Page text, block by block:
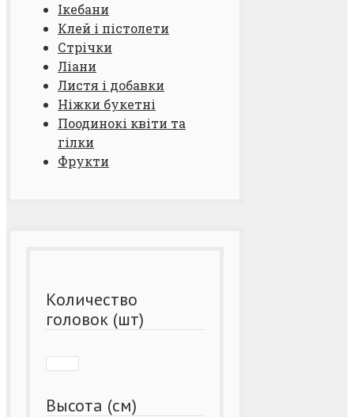
Ікебани
Клей і пістолети
Стрічки
Ліани
Листя і добавки
Ніжки букетні
Поодинокі квіти та
гілки
Фрукти
Количество
головок (шт)
Высота (см)